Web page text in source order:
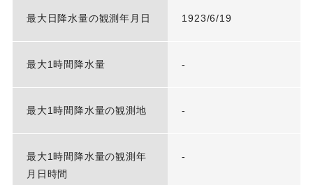
最大日降水量の観測年月日 1923/6/19
最大1時間降水量 -
最大1時間降水量の観測地 -
最大1時間降水量の観測年
月日時間
-